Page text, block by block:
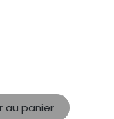
au panier